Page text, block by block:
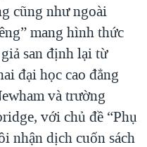
cũng như ngoài
mang hình thức
san định lại từ
đại học cao đẳng
và trường
với chủ đề “Phụ
nhận dịch cuốn sách